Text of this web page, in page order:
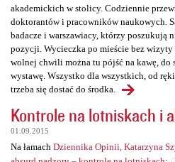
akademickich w stolicy. Codziennie
doktorantów i pracowników naukowych.
badacze i warszawiacy, którzy poszukują
pozycji. Wycieczka po mieście bez
wolnej chwili można tu pójść na kawę, do
wystawę. Wszystko dla wszystkich, od
trzeba się dostać do środka.
Kontrole na lotniskach i
01.09.2015
Na łamach Dziennika Opinii, Katarzyna